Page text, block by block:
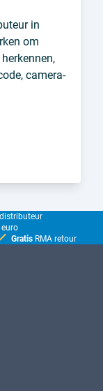
in
om
camera-
GratisRMA retour